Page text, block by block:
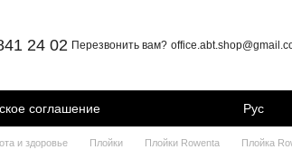
24 02 Перезвонить вам?
соглашение
Рус
и здоровье Плойки Плойки Rowenta Плойка